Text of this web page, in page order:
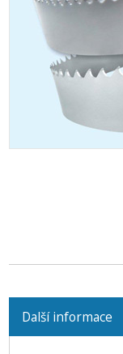
Další informace